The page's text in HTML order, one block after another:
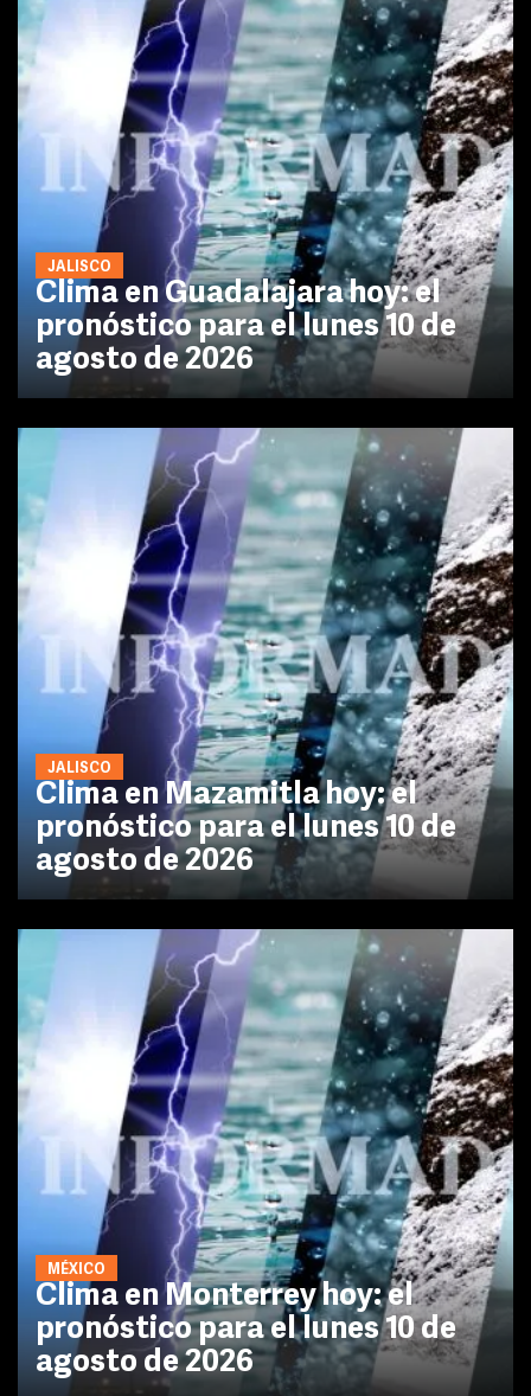
JALISCO
Clima en Guadalajara hoy: el
pronóstico para el lunes 10 de
agosto de 2026
JALISCO
Clima en Mazamitla hoy: el
pronóstico para el lunes 10 de
agosto de 2026
MÉXICO
Clima en Monterrey hoy: el
pronóstico para el lunes 10 de
agosto de 2026